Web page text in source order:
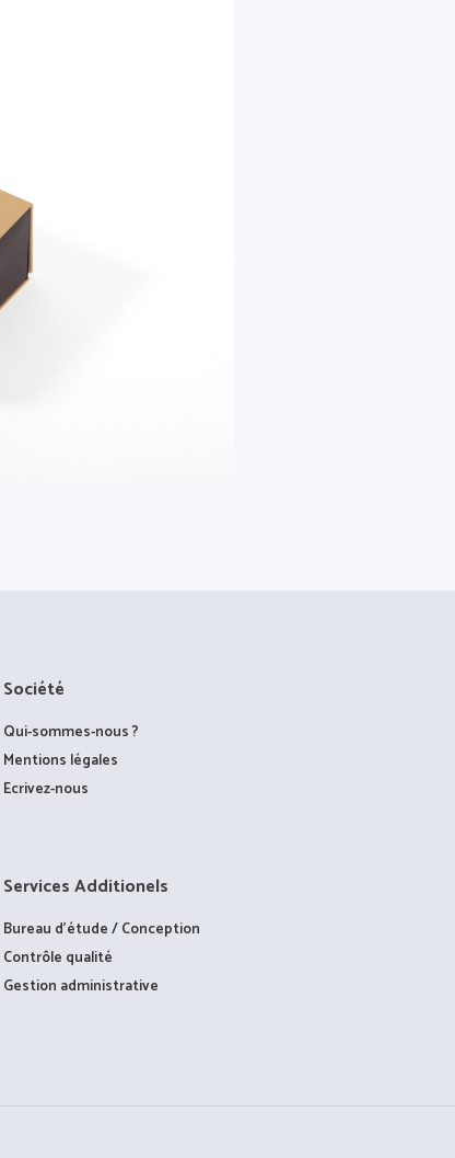
Société
Qui-sommes-nous ?
Mentions légales
Ecrivez-nous
Services Additionels
Bureau d’étude / Conception
Contrôle qualité
Gestion administrative